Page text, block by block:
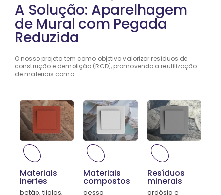
A Solução: Aparelhagem
de Mural com Pegada
Reduzida
O nosso projeto tem como objetivo valorizar resíduos de
construção e demolição (RCD), promovendo a reutilização
de materiais como:
Materiais
inertes
betão, tijolos,
Materiais
compostos
gesso
Resíduos
minerais
ardósia e